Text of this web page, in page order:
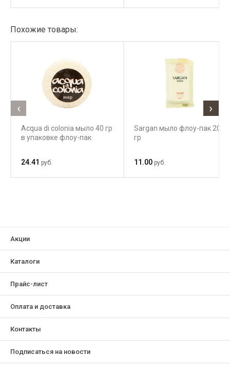
Похожие товары:
Acqua di colonia мыло 40 гр
в упаковке флоу-пак
24.41 руб.
Sargan мыло флоу-пак 20
гр
11.00 руб.
‹ ›
Акции
Каталоги
Прайс-лист
Оплата и доставка
Контакты
Подписаться на новости